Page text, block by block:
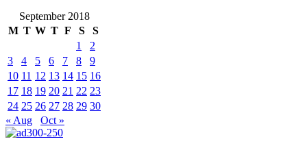
September 2018
M T W T F S
S
1
2
3
4 5 6 7 8
9
10 11 12 13 14 15 16
17 18 19 20 21 22 23
24 25 26 27 28 29 30
« Aug
Oct »